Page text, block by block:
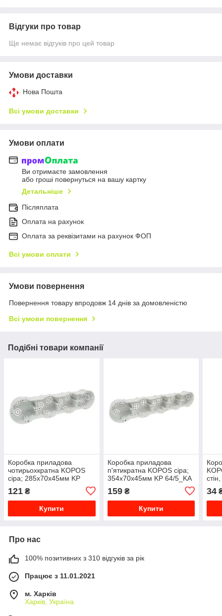
Відгуки про товар
Ще немає відгуків про цей товар
Умови доставки
Нова Пошта
Всі умови доставки
Умови оплати
Ви отримаєте замовлення
або гроші повернуться на вашу картку
Детальніше
Післяплата
Оплата на рахунок
Оплата за реквізитами на рахунок ФОП
Всі умови оплати
Умови повернення
Повернення товару впродовж 14 днів за домовленістю
Всі умови повернення
Подібні товари компанії
Коробка приладова
чотирьохкратна KOPOS
сіра; 285х70х45мм KP
121 ₴
Купити
Коробка приладова
п'ятикратна KOPOS сіра;
354х70х45мм KP 64/5_KA
159₴
Купити
34
Про нас
100% позитивних з 310 відгуків за рік
Працює з 11.01.2021
м. Харків
Харків, Україна